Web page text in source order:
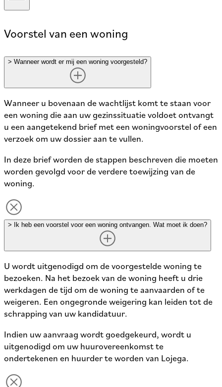
Voorstel van een woning
> Wanneer wordt er mij een woning voorgesteld?
Wanneer u bovenaan de wachtlijst komt te staan voor
een woning die aan uw gezinssituatie voldoet ontvangt
u een aangetekend brief met een woningvoorstel of een
verzoek om uw dossier aan te vullen.
In deze brief worden de stappen beschreven die moeten
worden gevolgd voor de verdere toewijzing van de
woning.
> Ik heb een voorstel voor een woning ontvangen. Wat moet ik doen?
U wordt uitgenodigd om de voorgestelde woning te
bezoeken. Na het bezoek van de woning heeft u drie
werkdagen de tijd om de woning te aanvaarden of te
weigeren. Een ongegronde weigering kan leiden tot de
schrapping van uw kandidatuur.
Indien uw aanvraag wordt goedgekeurd, wordt u
uitgenodigd om uw huurovereenkomst te
ondertekenen en huurder te worden van Lojega.